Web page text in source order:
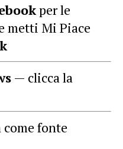
per le
metti Mi Piace
— clicca la
fonte